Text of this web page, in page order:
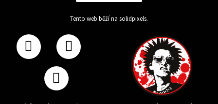
Tento web běží na solidpixels.